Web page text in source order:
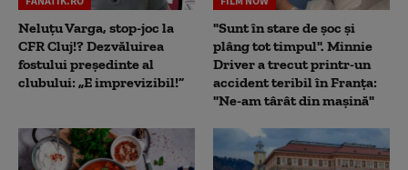
Neluțu Varga, stop-joc la
CFR Cluj!? Dezvăluirea
fostului președinte al
clubului: „E imprevizibil!”
"Sunt în stare de șoc și
plâng tot timpul". Minnie
Driver a trecut printr-un
accident teribil în Franța:
"Ne-am târât din mașină"